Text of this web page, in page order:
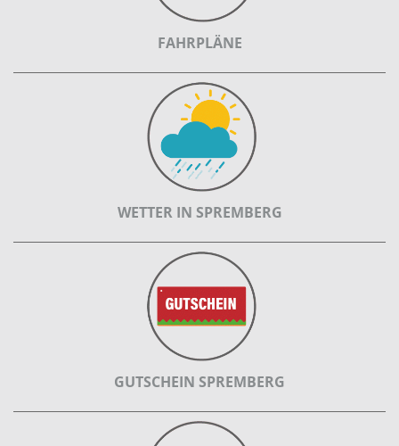
FAHRPLÄNE
WETTER IN SPREMBERG
GUTSCHEIN SPREMBERG